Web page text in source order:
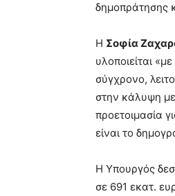
δημοπράτησης
Η Σοφία
υλοποιείται
σύγχρονο,
στην κάλυψη
προετοιμασία
είναι το
Η Υπουργός
σε 691 εκατ.